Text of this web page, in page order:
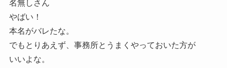
名無しさん
やばい！
本名がバレたな。
でもとりあえず、事務所とうまくやっておいた方が
いいよな。